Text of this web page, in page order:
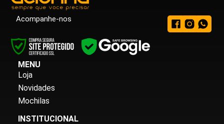
Acompanhe-nos
MENU
Loja
Novidades
Mochilas
INSTITUCIONAL